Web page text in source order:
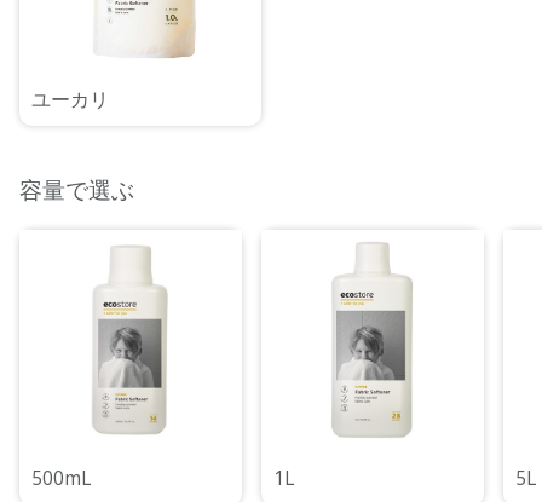
ユーカリ
容量で選ぶ
500mL 1L 5L